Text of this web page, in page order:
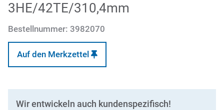
3HE/42TE/310,4mm
Bestellnummer: 3982070
Auf den Merkzettel
Wir entwickeln auch kundenspezifisch!